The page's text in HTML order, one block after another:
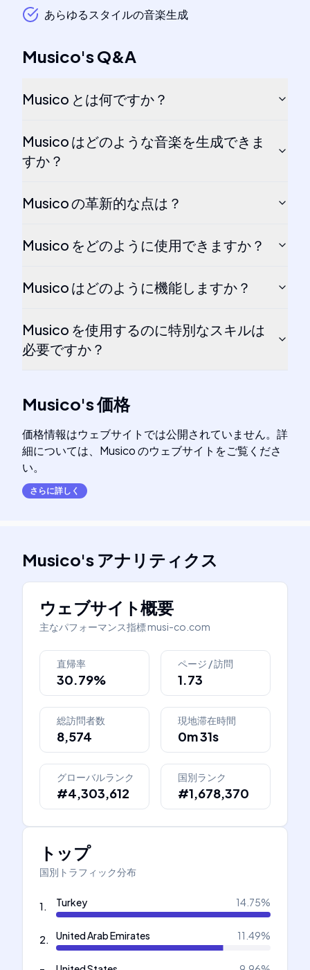
あらゆるスタイルの音楽生成
Musico'sQ&A
Musico とは何ですか？
Musico はどのような音楽を生成できま
すか？
Musico の革新的な点は？
Musico をどのように使用できますか？
Musico はどのように機能しますか？
Musico を使用するのに特別なスキルは
必要ですか？
Musico's価格
価格情報はウェブサイトでは公開されていません。詳
細については、Musico のウェブサイトをご覧くださ
い。
さらに詳しく
Musico's アナリティクス
ウェブサイト概要
主なパフォーマンス指標musi-co.com
直帰率
30.79%
ページ / 訪問
1.73
総訪問者数
8,574
現地滞在時間
0m 31s
グローバルランク
#4,303,612
国別ランク
#1,678,370
トップ
国別トラフィック分布
1. Turkey 14.75%
2. United Arab Emirates 11.49%